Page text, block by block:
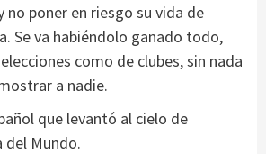
poner en riesgo su vida de
Se va habiéndolo ganado todo,
como de clubes, sin nada
a nadie.
que levantó al cielo de
del Mundo.